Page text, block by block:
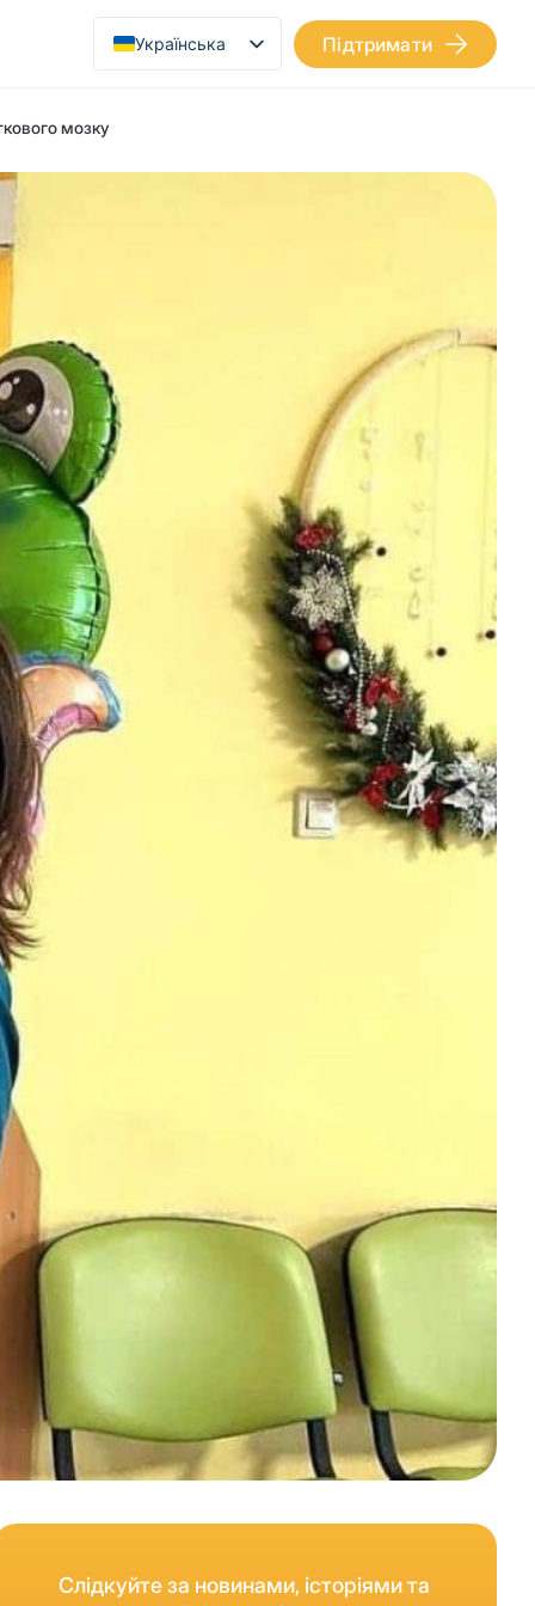
Українська
Підтримати
мозку
Слідкуйте за новинами, історіями та